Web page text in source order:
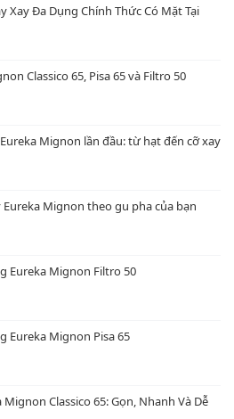
Xay Đa Dụng Chính Thức Có Mặt Tại
Classico 65, Pisa 65 và Filtro 50
Mignon lần đầu: từ hạt đến cỡ xay
Eureka Mignon theo gu pha của bạn
Eureka Mignon Filtro 50
Eureka Mignon Pisa 65
Classico 65: Gọn, Nhanh Và Dễ